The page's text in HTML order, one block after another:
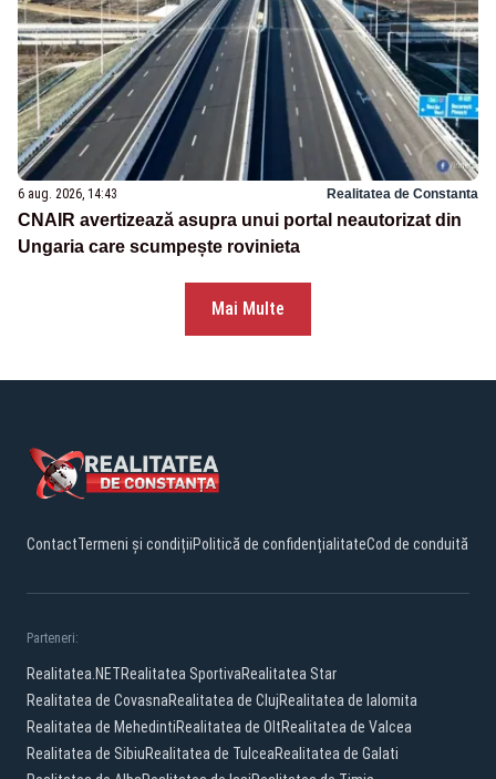
6 aug. 2026, 14:43 Realitatea de Constanta
CNAIR avertizează asupra unui portal neautorizat din
Ungaria care scumpește rovinieta
Mai Multe
ContactTermeni și condițiiPolitică de confidențialitateCod de conduită
Parteneri:
Realitatea.NETRealitatea SportivaRealitatea Star
Realitatea de CovasnaRealitatea de ClujRealitatea de Ialomita
Realitatea de MehedintiRealitatea de OltRealitatea de Valcea
Realitatea de SibiuRealitatea de TulceaRealitatea de Galati